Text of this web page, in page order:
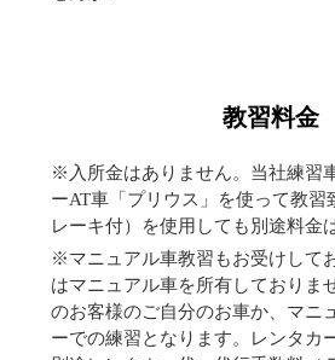
教習料金
※入所金はありません。当社練習
ーAT車「プリウス」を使って教習
レーキ付）を使用しても別途料金
※マニュアル車教習もお受けして
はマニュアル車を所有しておりま
のお客様のご自分のお車か、マニ
ーでの練習となります。レンタカ